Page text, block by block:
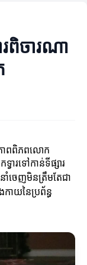
រពិចារណា
ភាពពិភពលោក
ារទៅកាន់ទីផ្សារ
ាំចេញមិនត្រឹមតែជា
កាយនៃប្រព័ន្ធ